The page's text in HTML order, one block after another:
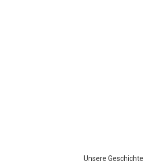
Unsere Geschichte